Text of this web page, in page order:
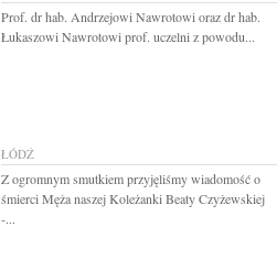
Prof. dr hab. Andrzejowi Nawrotowi oraz dr hab.
Łukaszowi Nawrotowi prof. uczelni z powodu...
ŁÓDŹ
Z ogromnym smutkiem przyjęliśmy wiadomość o
śmierci Męża naszej Koleżanki Beaty Czyżewskiej
-...